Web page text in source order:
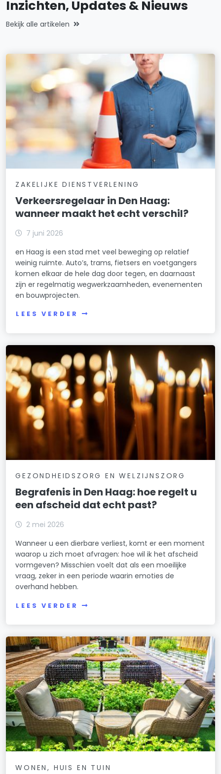
Inzichten, Updates & Nieuws
Bekijk alle artikelen
ZAKELIJKE DIENSTVERLENING
Verkeersregelaar in Den Haag:
wanneer maakt het echt verschil?
7 juni 2026
en Haag is een stad met veel beweging op relatief
weinig ruimte. Auto’s, trams, fietsers en voetgangers
komen elkaar de hele dag door tegen, en daarnaast
zijn er regelmatig wegwerkzaamheden, evenementen
en bouwprojecten.
LEES VERDER
GEZONDHEIDSZORG EN WELZIJNSZORG
Begrafenis in Den Haag: hoe regelt u
een afscheid dat echt past?
2 mei 2026
Wanneer u een dierbare verliest, komt er een moment
waarop u zich moet afvragen: hoe wil ik het afscheid
vormgeven? Misschien voelt dat als een moeilijke
vraag, zeker in een periode waarin emoties de
overhand hebben.
LEES VERDER
WONEN, HUIS EN TUIN